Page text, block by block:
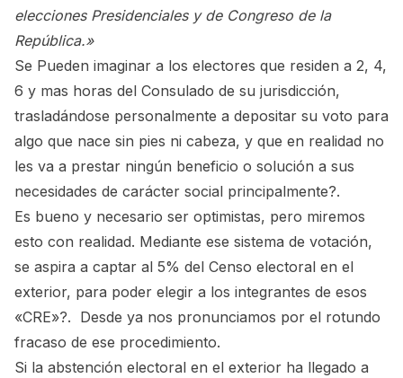
elecciones Presidenciales y de Congreso de la
República.»
Se Pueden imaginar a los electores que residen a 2, 4,
6 y mas horas del Consulado de su jurisdicción,
trasladándose personalmente a depositar su voto para
algo que nace sin pies ni cabeza, y que en realidad no
les va a prestar ningún beneficio o solución a sus
necesidades de carácter social principalmente?.
Es bueno y necesario ser optimistas, pero miremos
esto con realidad. Mediante ese sistema de votación,
se aspira a captar al 5% del Censo electoral en el
exterior, para poder elegir a los integrantes de esos
«CRE»?. Desde ya nos pronunciamos por el rotundo
fracaso de ese procedimiento.
Si la abstención electoral en el exterior ha llegado a